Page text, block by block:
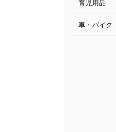
育児用品
車・バイク